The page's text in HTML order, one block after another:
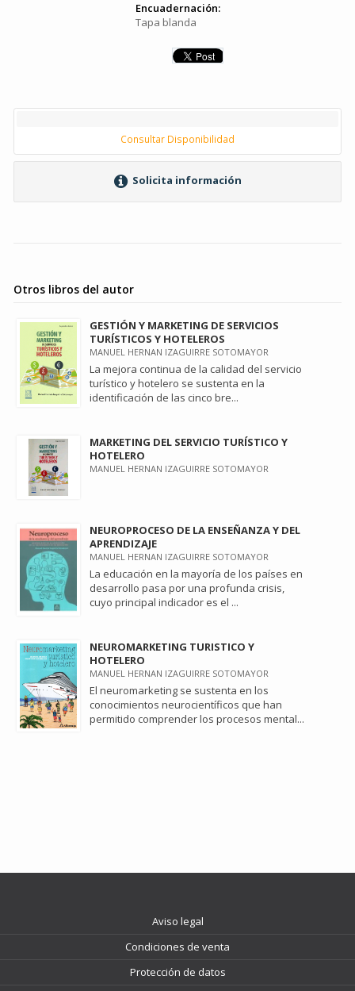
Encuadernación:
Tapa blanda
Consultar Disponibilidad
Solicita información
Otros libros del autor
GESTIÓN Y MARKETING DE SERVICIOS
TURÍSTICOS Y HOTELEROS
MANUEL HERNAN IZAGUIRRE SOTOMAYOR
La mejora continua de la calidad del servicio
turístico y hotelero se sustenta en la
identificación de las cinco bre...
MARKETING DEL SERVICIO TURÍSTICO Y
HOTELERO
MANUEL HERNAN IZAGUIRRE SOTOMAYOR
NEUROPROCESO DE LA ENSEÑANZA Y DEL
APRENDIZAJE
MANUEL HERNAN IZAGUIRRE SOTOMAYOR
La educación en la mayoría de los países en
desarrollo pasa por una profunda crisis,
cuyo principal indicador es el ...
NEUROMARKETING TURISTICO Y
HOTELERO
MANUEL HERNAN IZAGUIRRE SOTOMAYOR
El neuromarketing se sustenta en los
conocimientos neurocientíficos que han
permitido comprender los procesos mental...
Aviso legal
Condiciones de venta
Protección de datos